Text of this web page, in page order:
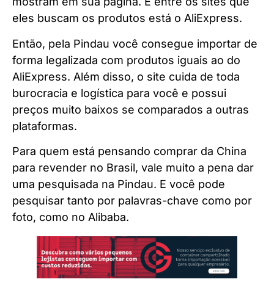
eles buscam os produtos está o AliExpress.
Então, pela Pindau você consegue importar de
forma legalizada com produtos iguais ao do
AliExpress. Além disso, o site cuida de toda
burocracia e logística para você e possui
preços muito baixos se comparados a outras
plataformas.
Para quem está pensando comprar da China
para revender no Brasil, vale muito a pena dar
uma pesquisada na Pindau. E você pode
pesquisar tanto por palavras-chave como por
foto, como no Alibaba.